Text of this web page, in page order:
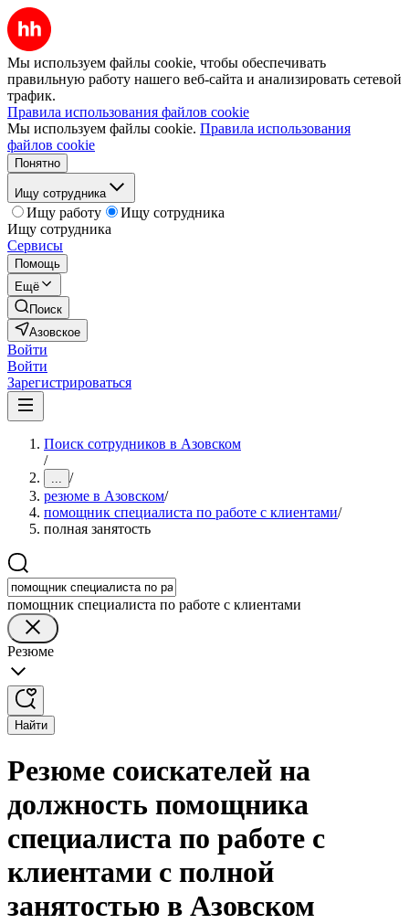
Мы используем файлы cookie, чтобы обеспечивать
правильную работу нашего веб-сайта и анализировать сетевой
трафик.
Правила использования файлов cookie
Мы используем файлы cookie. Правила использования
файлов cookie
Понятно
Ищу сотрудника
Ищу работу
Ищу сотрудника
Ищу сотрудника
Сервисы
Помощь
Ещё
Поиск
Азовское
Войти
Войти
Зарегистрироваться
Поиск сотрудников в Азовском
/
... /
резюме в Азовском/
помощник специалиста по работе с клиентами/
полная занятость
помощник специалиста по работе с клиентами
Резюме
Найти
Резюме соискателей на
должность помощника
специалиста по работе с
клиентами с полной
занятостью в Азовском